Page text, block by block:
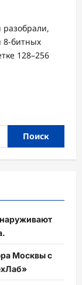
8-битных
128–256
Москвы с